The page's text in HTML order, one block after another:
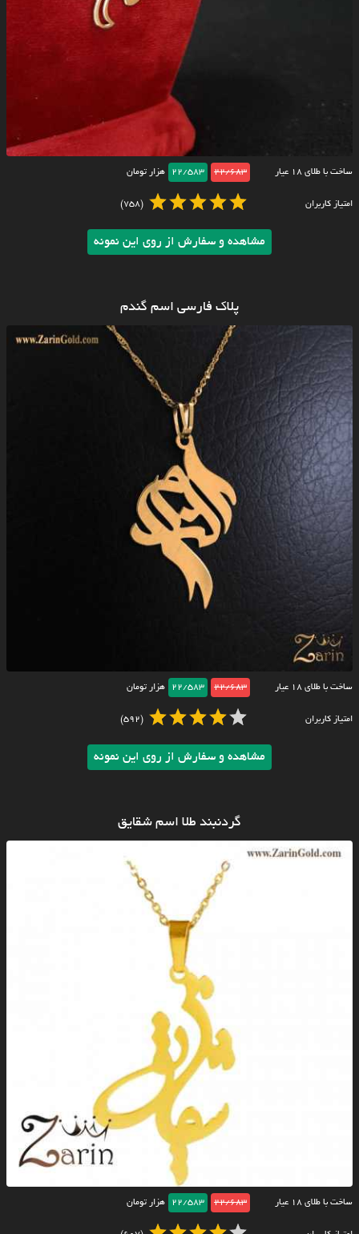
ساخت با طلای ۱۸ عیار 22/683
22/583 هزار تومان
امتیاز کاربران (758)
مشاهده و سفارش از روی این نمونه
پلاک فارسی اسم گندم
ساخت با طلای ۱۸ عیار 22/683
22/583 هزار تومان
امتیاز کاربران (592)
مشاهده و سفارش از روی این نمونه
گردنبند طلا اسم شقایق
ساخت با طلای ۱۸ عیار 22/683
22/583 هزار تومان